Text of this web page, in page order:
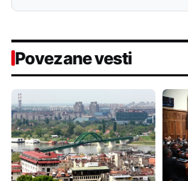
Povezane vesti